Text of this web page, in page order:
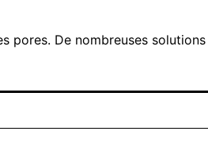
pores. De nombreuses